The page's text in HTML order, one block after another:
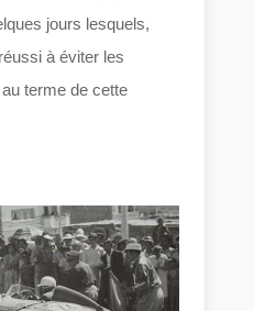
jours lesquels,
à éviter les
terme de cette